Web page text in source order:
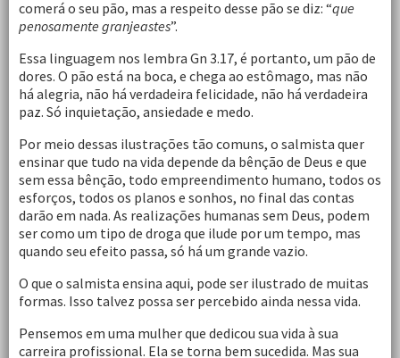
comerá o seu pão, mas a respeito desse pão se diz: “que
penosamente granjeastes”.
Essa linguagem nos lembra Gn 3.17, é portanto, um pão de
dores. O pão está na boca, e chega ao estômago, mas não
há alegria, não há verdadeira felicidade, não há verdadeira
paz. Só inquietação, ansiedade e medo.
Por meio dessas ilustrações tão comuns, o salmista quer
ensinar que tudo na vida depende da bênção de Deus e que
sem essa bênção, todo empreendimento humano, todos os
esforços, todos os planos e sonhos, no final das contas
darão em nada. As realizações humanas sem Deus, podem
ser como um tipo de droga que ilude por um tempo, mas
quando seu efeito passa, só há um grande vazio.
O que o salmista ensina aqui, pode ser ilustrado de muitas
formas. Isso talvez possa ser percebido ainda nessa vida.
Pensemos em uma mulher que dedicou sua vida à sua
carreira profissional. Ela se torna bem sucedida. Mas sua